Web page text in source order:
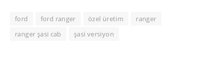
ford ford ranger özel üretim
ranger
ranger şasi cab
şasi versiyon